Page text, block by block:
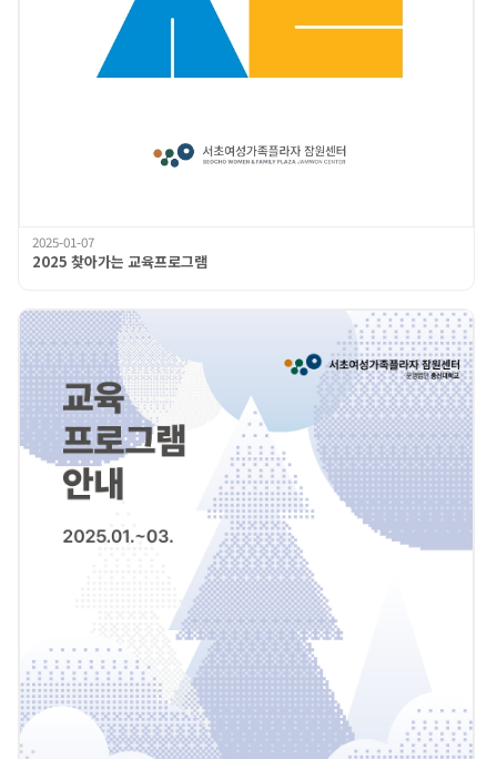
2025-01-07
2025 찾아가는 교육프로그램